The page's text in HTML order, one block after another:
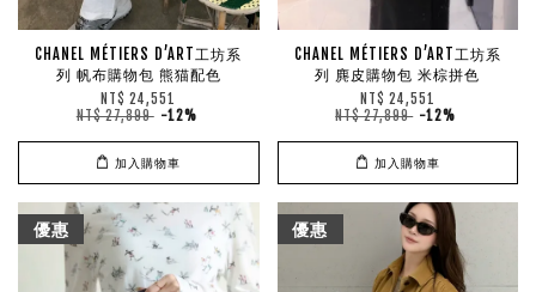
CHANEL MÉTIERS D’ART工坊系
列 帆布購物包 熊猫配色
NT$ 24,551
NT$ 27,899 -12%
加入購物車
CHANEL MÉTIERS D’ART工坊系
列 麂皮購物包 米棕拼色
NT$ 24,551
NT$ 27,899 -12%
加入購物車
優惠 優惠